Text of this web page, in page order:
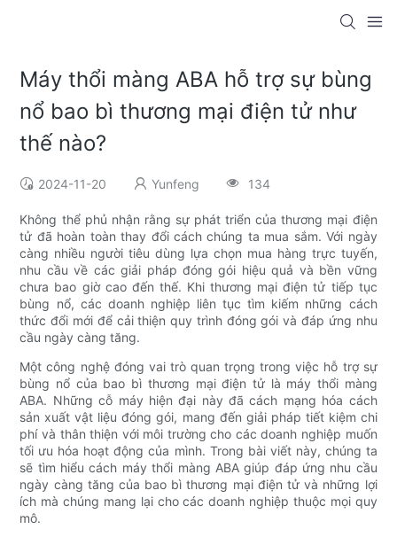
Máy thổi màng ABA hỗ trợ sự bùng
nổ bao bì thương mại điện tử như
thế nào?
2024-11-20 Yunfeng 134
Không thể phủ nhận rằng sự phát triển của thương mại điện
tử đã hoàn toàn thay đổi cách chúng ta mua sắm. Với ngày
càng nhiều người tiêu dùng lựa chọn mua hàng trực tuyến,
nhu cầu về các giải pháp đóng gói hiệu quả và bền vững
chưa bao giờ cao đến thế. Khi thương mại điện tử tiếp tục
bùng nổ, các doanh nghiệp liên tục tìm kiếm những cách
thức đổi mới để cải thiện quy trình đóng gói và đáp ứng nhu
cầu ngày càng tăng.
Một công nghệ đóng vai trò quan trọng trong việc hỗ trợ sự
bùng nổ của bao bì thương mại điện tử là máy thổi màng
ABA. Những cỗ máy hiện đại này đã cách mạng hóa cách
sản xuất vật liệu đóng gói, mang đến giải pháp tiết kiệm chi
phí và thân thiện với môi trường cho các doanh nghiệp muốn
tối ưu hóa hoạt động của mình. Trong bài viết này, chúng ta
sẽ tìm hiểu cách máy thổi màng ABA giúp đáp ứng nhu cầu
ngày càng tăng của bao bì thương mại điện tử và những lợi
ích mà chúng mang lại cho các doanh nghiệp thuộc mọi quy
mô.